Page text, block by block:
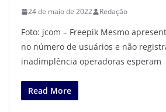
24 de maio de 2022 Redação
Foto: jcom – Freepik Mesmo
no número de usuários e não
inadimplência operadoras esperam
Read More